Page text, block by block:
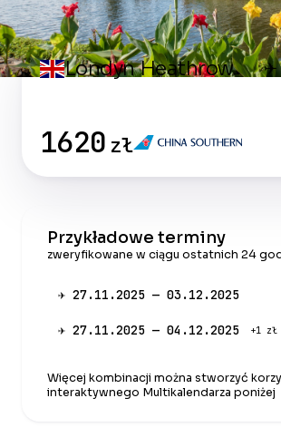
Londyn Heathrow ✈
1620 zł
Przykładowe terminy
zweryfikowane w ciągu ostatnich 24
✈ 27.11.2025 — 03.12.2025
✈ 27.11.2025 — 04.12.2025 +1 zł
Więcej kombinacji można stworzyć
interaktywnego Multikalendarza poniżej